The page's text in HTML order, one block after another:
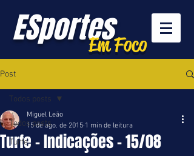
ESportesEm Foco
Post
Todos posts
Turfe
Todos posts
Turfe - Indicações - 15/08
Miguel Leão
15 de ago. de 2015 1 min de leitura